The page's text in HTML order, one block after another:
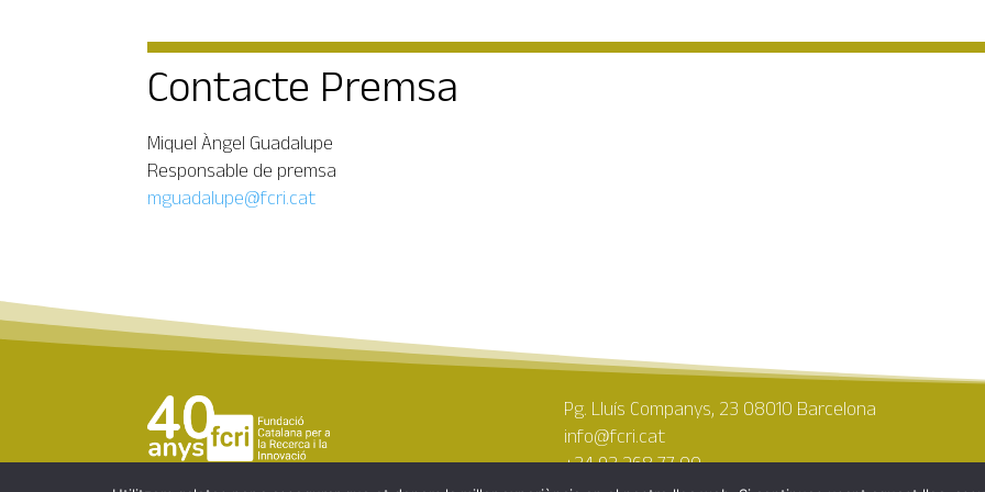
Contacte Premsa
Miquel Àngel Guadalupe
Responsable de premsa
mguadalupe@fcri.cat
Pg. Lluís Companys, 23 08010 Barcelona
info@fcri.cat
+34 93 268 77 00